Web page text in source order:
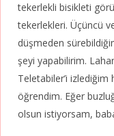
tekerlekli bisikleti
tekerlekleri. Üçüncü
düşmeden
şeyi yapabilirim.
Teletabiler’i
öğrendim. Eğer
olsun istiyorsam,